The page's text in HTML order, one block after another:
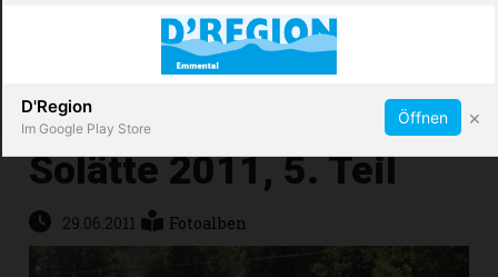
Immobilien
Abonnieren
Solätte 2011, 5. Teil
29.06.2011 Fotoalben
D'Region
Im Google Play Store
Öffnen ×